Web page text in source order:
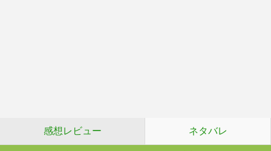
感想レビュー ネタバレ